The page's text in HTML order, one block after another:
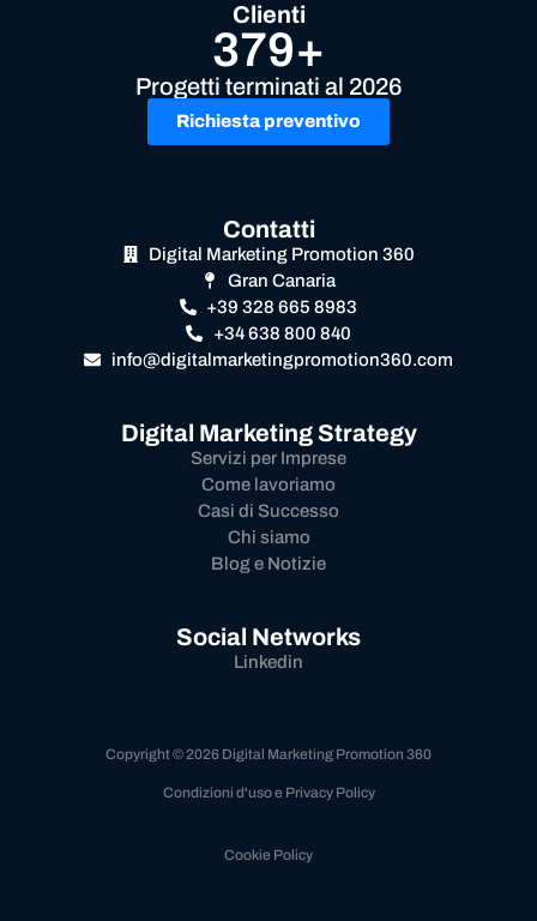
Clienti
379+
Progetti terminati al 2026
Richiesta preventivo
Contatti
Digital Marketing Promotion 360
Gran Canaria
+39 328 665 8983
+34 638 800 840
info@digitalmarketingpromotion360.com
Digital Marketing Strategy
Servizi per Imprese
Come lavoriamo
Casi di Successo
Chi siamo
Blog e Notizie
Social Networks
Linkedin
Copyright © 2026 Digital Marketing Promotion 360
Condizioni d'uso e Privacy Policy
Cookie Policy